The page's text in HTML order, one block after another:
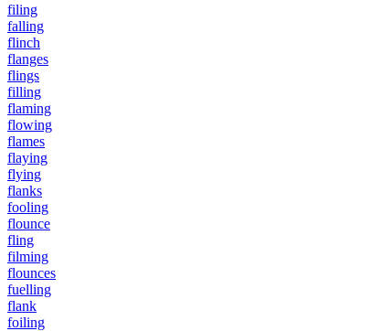
filing
falling
flinch
flanges
flings
filling
flaming
flowing
flames
flaying
flying
flanks
fooling
flounce
fling
filming
flounces
fuelling
flank
foiling